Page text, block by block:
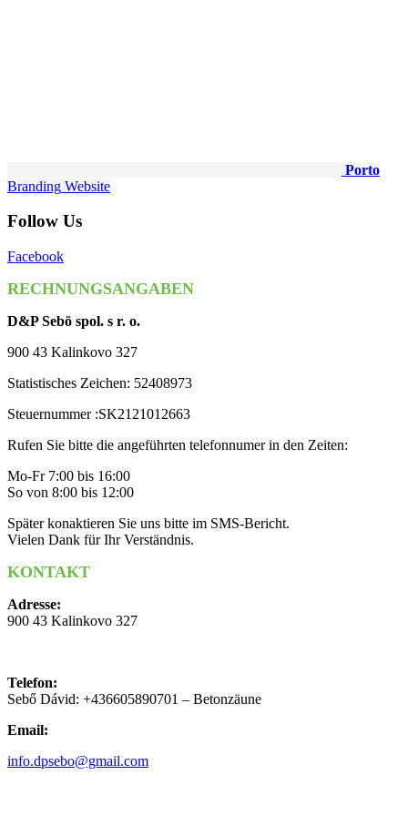
Porto
Branding Website
Follow Us
Facebook
RECHNUNGSANGABEN
D&P Sebö spol. s r. o.
900 43 Kalinkovo 327
Statistisches Zeichen: 52408973
Steuernummer :SK2121012663
Rufen Sie bitte die angeführten telefonnumer in den Zeiten:
Mo-Fr 7:00 bis 16:00
So von 8:00 bis 12:00
Später konaktieren Sie uns bitte im SMS-Bericht.
Vielen Dank für Ihr Verständnis.
KONTAKT
Adresse:
900 43 Kalinkovo 327
Telefon:
Sebő Dávid: +436605890701 – Betonzäune
Email:
info.dpsebo@gmail.com